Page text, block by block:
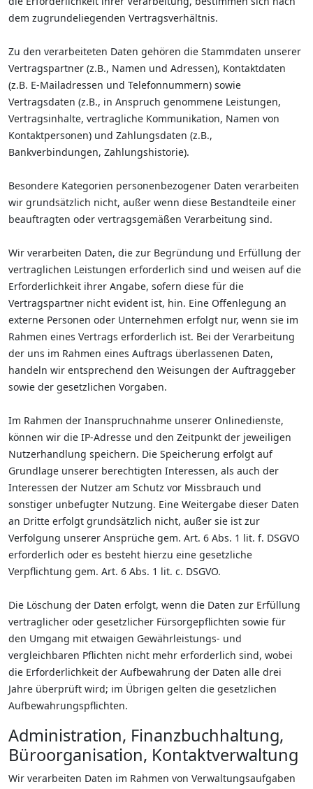
dem zugrundeliegenden Vertragsverhältnis.
Zu den verarbeiteten Daten gehören die Stammdaten unserer
Vertragspartner (z.B., Namen und Adressen), Kontaktdaten
(z.B. E-Mailadressen und Telefonnummern) sowie
Vertragsdaten (z.B., in Anspruch genommene Leistungen,
Vertragsinhalte, vertragliche Kommunikation, Namen von
Kontaktpersonen) und Zahlungsdaten (z.B.,
Bankverbindungen, Zahlungshistorie).
Besondere Kategorien personenbezogener Daten verarbeiten
wir grundsätzlich nicht, außer wenn diese Bestandteile einer
beauftragten oder vertragsgemäßen Verarbeitung sind.
Wir verarbeiten Daten, die zur Begründung und Erfüllung der
vertraglichen Leistungen erforderlich sind und weisen auf die
Erforderlichkeit ihrer Angabe, sofern diese für die
Vertragspartner nicht evident ist, hin. Eine Offenlegung an
externe Personen oder Unternehmen erfolgt nur, wenn sie im
Rahmen eines Vertrags erforderlich ist. Bei der Verarbeitung
der uns im Rahmen eines Auftrags überlassenen Daten,
handeln wir entsprechend den Weisungen der Auftraggeber
sowie der gesetzlichen Vorgaben.
Im Rahmen der Inanspruchnahme unserer Onlinedienste,
können wir die IP-Adresse und den Zeitpunkt der jeweiligen
Nutzerhandlung speichern. Die Speicherung erfolgt auf
Grundlage unserer berechtigten Interessen, als auch der
Interessen der Nutzer am Schutz vor Missbrauch und
sonstiger unbefugter Nutzung. Eine Weitergabe dieser Daten
an Dritte erfolgt grundsätzlich nicht, außer sie ist zur
Verfolgung unserer Ansprüche gem. Art. 6 Abs. 1 lit. f. DSGVO
erforderlich oder es besteht hierzu eine gesetzliche
Verpflichtung gem. Art. 6 Abs. 1 lit. c. DSGVO.
Die Löschung der Daten erfolgt, wenn die Daten zur Erfüllung
vertraglicher oder gesetzlicher Fürsorgepflichten sowie für
den Umgang mit etwaigen Gewährleistungs- und
vergleichbaren Pflichten nicht mehr erforderlich sind, wobei
die Erforderlichkeit der Aufbewahrung der Daten alle drei
Jahre überprüft wird; im Übrigen gelten die gesetzlichen
Aufbewahrungspflichten.
Administration, Finanzbuchhaltung,
Büroorganisation, Kontaktverwaltung
Wir verarbeiten Daten im Rahmen von Verwaltungsaufgaben